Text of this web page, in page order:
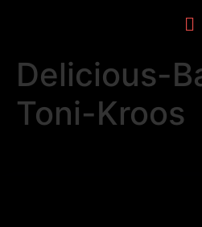
Delicious-
Toni-Kroos